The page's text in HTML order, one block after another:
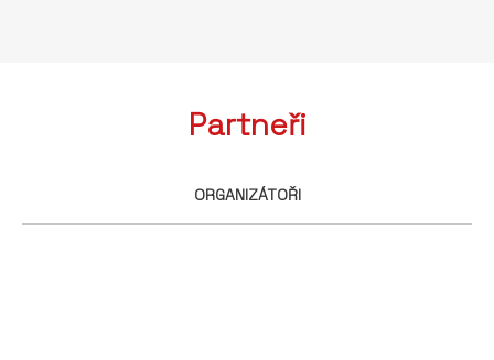
Partneři
ORGANIZÁTOŘI